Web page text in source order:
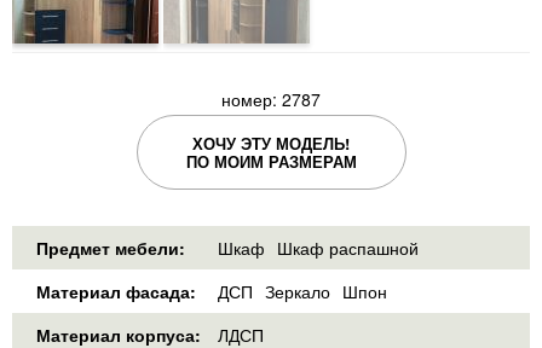
номер: 2787
ХОЧУ ЭТУ МОДЕЛЬ!
ПО МОИМ РАЗМЕРАМ
Предмет мебели: Шкаф Шкаф распашной
Материал фасада:
ДСП Зеркало Шпон
Материал корпуса:
ЛДСП